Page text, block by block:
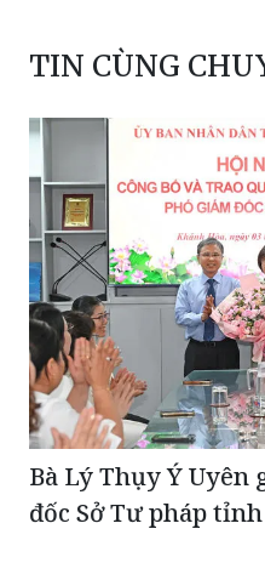
TIN CÙNG
Bà Lý Thụy Ý Uyên
đốc Sở Tư pháp